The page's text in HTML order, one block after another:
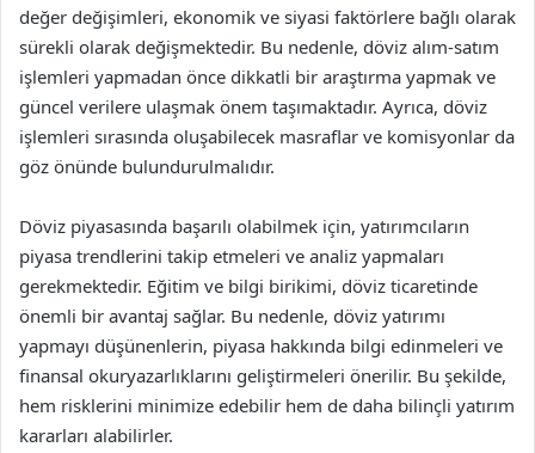
değer değişimleri, ekonomik ve siyasi faktörlere bağlı olarak
sürekli olarak değişmektedir. Bu nedenle, döviz alım-satım
işlemleri yapmadan önce dikkatli bir araştırma yapmak ve
güncel verilere ulaşmak önem taşımaktadır. Ayrıca, döviz
işlemleri sırasında oluşabilecek masraflar ve komisyonlar da
göz önünde bulundurulmalıdır.
Döviz piyasasında başarılı olabilmek için, yatırımcıların
piyasa trendlerini takip etmeleri ve analiz yapmaları
gerekmektedir. Eğitim ve bilgi birikimi, döviz ticaretinde
önemli bir avantaj sağlar. Bu nedenle, döviz yatırımı
yapmayı düşünenlerin, piyasa hakkında bilgi edinmeleri ve
finansal okuryazarlıklarını geliştirmeleri önerilir. Bu şekilde,
hem risklerini minimize edebilir hem de daha bilinçli yatırım
kararları alabilirler.